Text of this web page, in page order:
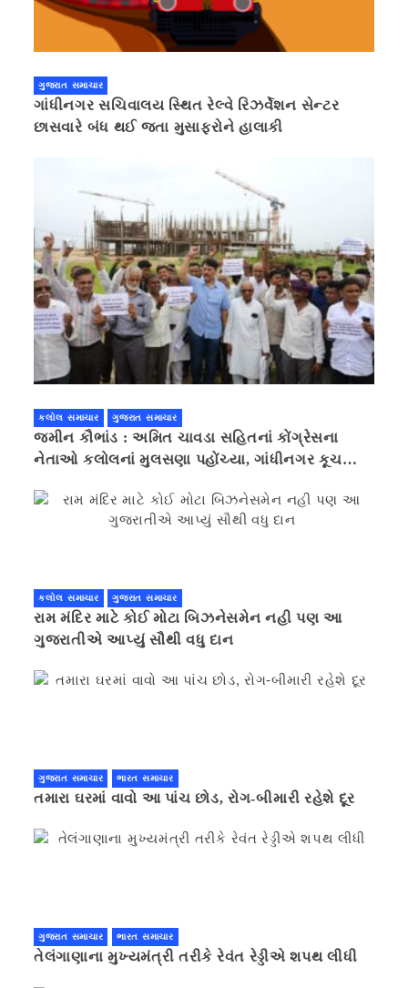
ગુજરાત સમાચાર
ગાંધીનગર સચિવાલય સ્થિત રેલ્વે રિઝર્વેશન સેન્ટર
છાસવારે બંધ થઈ જતા મુસાફરોને હાલાકી
કલોલ સમાચાર ગુજરાત સમાચાર
જમીન કૌભાંડ : અમિત ચાવડા સહિતનાં કોંગ્રેસના
નેતાઓ કલોલનાં મુલસણા પહોંચ્યા, ગાંધીનગર કૂચ
કલોલ સમાચાર ગુજરાત સમાચાર
રામ મંદિર માટે કોઈ મોટા બિઝનેસમેન નહી પણ આ
ગુજરાતીએ આપ્યું સૌથી વધુ દાન
ગુજરાત સમાચાર ભારત સમાચાર
તમારા ઘરમાં વાવો આ પાંચ છોડ, રોગ-બીમારી રહેશે દૂર
ગુજરાત સમાચાર ભારત સમાચાર
તેલંગાણાના મુખ્યમંત્રી તરીકે રેવંત રેડ્ડીએ શપથ લીધી